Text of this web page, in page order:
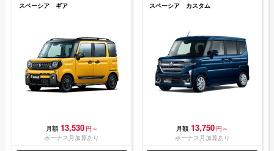
スペーシア ギア
月額 13,530 円～
ボーナス月加算あり
スペーシア カスタム
月額 13,750 円～
ボーナス月加算あり